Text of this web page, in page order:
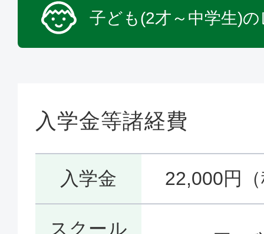
子ども(2才～中学生)
入学金等諸経費
入学金 22,000円
スクール